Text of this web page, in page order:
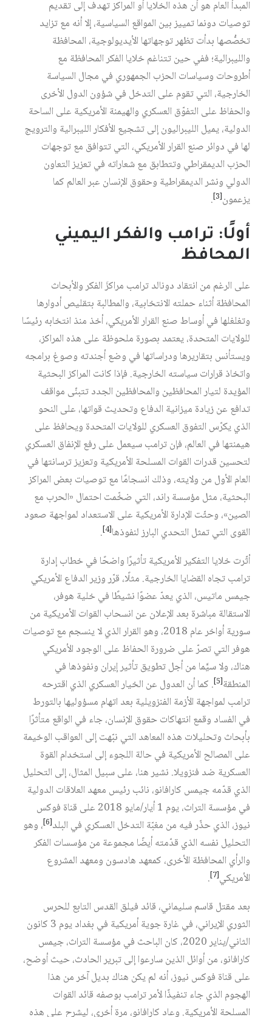
المبدأ العام هو أن هذه الخلايا أو المراكز تهدف إلى تقديم
توصيات دونما تمييز بين المواقع السياسية، إلا أنه مع تزايد
تخصُّصها بدأت تظهر توجهاتها الأيديولوجية، المحافظة
والليبرالية؛ ففي حين تتناغم خلايا الفكر المحافظة مع
أطروحات وسياسات الحزب الجمهوري في مجال السياسة
الخارجية، التي تقوم على التدخل في شؤون الدول الأخرى
والحفاظ على التفوّق العسكري والهيمنة الأمريكية على الساحة
الدولية، يميل الليبراليون إلى تشجيع الأفكار الليبرالية والترويج
لها في دوائر صنع القرار الأمريكي، التي تتوافق مع توجهات
الحزب الديمقراطي وتتطابق مع شعاراته في تعزيز التعاون
الدولي ونشر الديمقراطية وحقوق الإنسان عبر العالم كما
يزعمون‏[3]
.
أولًا: ترامب والفكر اليميني
المحافظ
على الرغم من انتقاد دونالد ترامب مراكزَ الفكر والأبحاث
المحافظة أثناء حملته الانتخابية، والمطالبة بتقليص أدوارها
وتغلغلها في أوساط صنع القرار الأمريكي، أخذ منذ انتخابه رئيسًا
للولايات المتحدة، يعتمد بصورة ملحوظة على هذه المراكز،
ويستأنس بتقاريرها ودراساتها في وضع أجندته وصوغ برامجه
واتخاذ قرارات سياسته الخارجية. فإذا كانت المراكز البحثية
المؤيدة لتيار المحافظين والمحافظين الجدد تتبنّى مواقف
تدافع عن زيادة ميزانية الدفاع وتحديث قواتها، على النحو
الذي يكرّس التفوق العسكري للولايات المتحدة ويحافظ على
هيمنتها في العالم، فإن ترامب سيعمل على رفع الإنفاق العسكري
لتحسين قدرات القوات المسلحة الأمريكية وتعزيز ترسانتها في
العام الأول من ولايته، وذلك انسجامًا مع توصيات بعض المراكز
البحثية، مثل مؤسسة راند، التي ضخّمت احتمال «الحرب مع
الصين»، وحثّت الإدارة الأمريكية على الاستعداد لمواجهة صعود
القوى التي تمثل التحدي البارز لنفوذها‏[4]
.
أثّرت خلايا التفكير الأمريكية تأثيرًا واضحًا في خطاب إدارة
ترامب تجاه القضايا الخارجية. مثلًا، قرّر وزير الدفاع الأمريكي
جيمس ماتيس، الذي يعدّ عضوًا نشيطًا في خلية هوفر،
الاستقالة مباشرة بعد الإعلان عن انسحاب القوات الأمريكية من
سورية أواخر عام 2018، وهو القرار الذي لا ينسجم مع توصيات
هوفر التي تصرّ على ضرورة الحفاظ على الوجود الأمريكي
هناك، ولا سيَّما من أجل تطويق تأثير إيران ونفوذها في
المنطقة‏[5] . كما أن العدول عن الخيار العسكري الذي اقترحه
ترامب لمواجهة الأزمة الفنزويلية بعد اتهام مسؤوليها بالتورط
في الفساد وقمع انتهاكات حقوق الإنسان، جاء في الواقع متأثرًا
بأبحاث وتحليلات هذه المعاهد التي نبّهت إلى العواقب الوخيمة
على المصالح الأمريكية في حالة اللجوء إلى استخدام القوة
العسكرية ضد فنزويلا. نشير هنا، على سبيل المثال، إلى التحليل
الذي قدّمه جيمس كارافانو، نائب رئيس معهد العلاقات الدولية
في مؤسسة التراث، يوم 1 أيار/مايو 2018 على قناة فوكس
نيوز، الذي حذّر فيه من مغبّة التدخل العسكري في البلد‏[6] ، وهو
التحليل نفسه الذي قدّمته أيضًا مجموعة من مؤسسات الفكر
والرأي المحافظة الأخرى، كمعهد هادسون ومعهد المشروع
الأمريكي‏[7]
.
بعد مقتل قاسم سليماني، قائد فيلق القدس التابع للحرس
الثوري الإيراني، في غارة جوية أمريكية في بغداد يوم 3 كانون
الثاني/يناير 2020، كان الباحث في مؤسسة التراث، جيمس
كارافانو، من أوائل الذين سارعوا إلى تبرير الحادث، حيث أوضح،
على قناة فوكس نيوز، أنه لم يكن هناك بديل آخر من هذا
الهجوم الذي جاء تنفيذًا لأمر ترامب بوصفه قائد القوات
المسلحة الأمريكية. وعاد كارافانو، مرة أخرى، ليشرح على هذه